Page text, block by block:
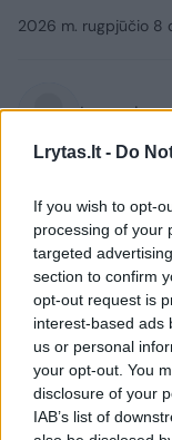
Lrytas.lt - Do
If you wish to opt-
processing of your
targeted
section to confirm
opt-out request is
interest-based ads
us or personal
your opt-out. You
disclosure of your
IAB’s list of
2026 m. rugpjūčio 8
Lrytas.lt
Vieną
sužalojęs
Selenis
2002-aisiais
metus.